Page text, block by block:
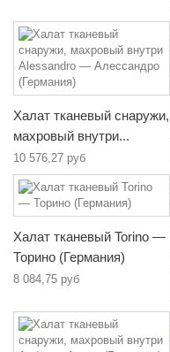
Халат тканевый снаружи,
махровый внутри...
10 576,27 руб
Халат тканевый Torino —
Торино (Германия)
8 084,75 руб